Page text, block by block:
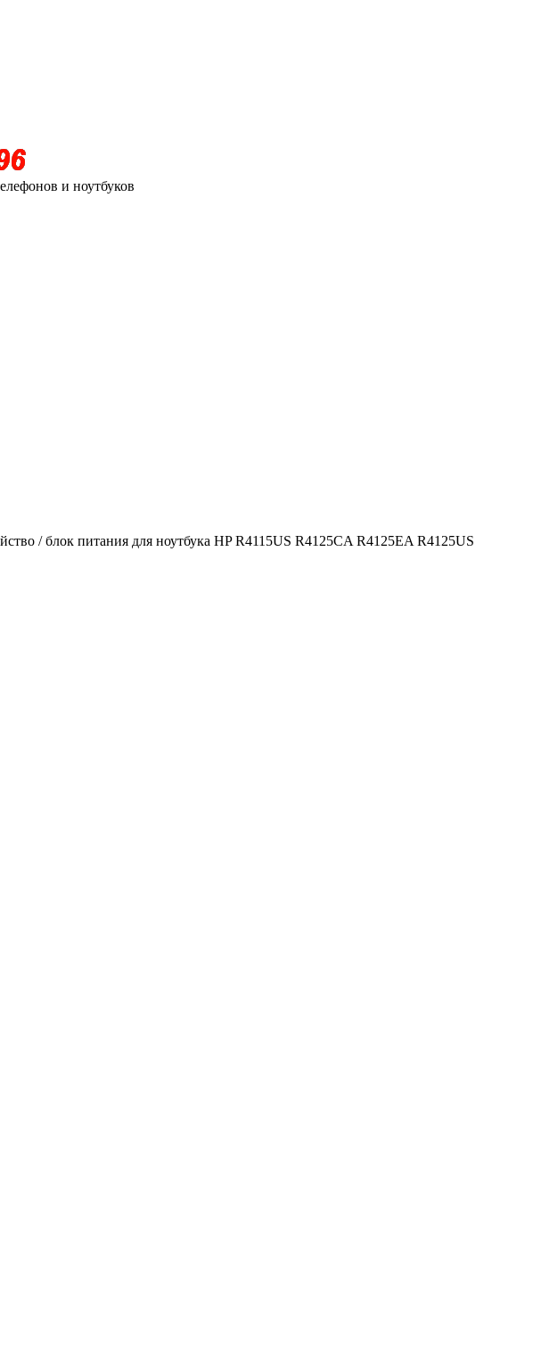
и ноутбуков
/ блок питания для ноутбука HP R4115US R4125CA R4125EA R4125US